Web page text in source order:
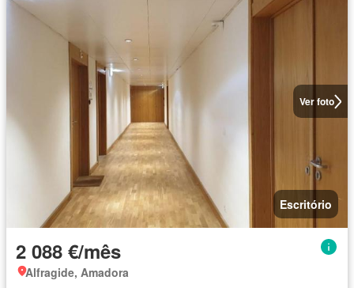
Ver foto
Escritório
2 088 €/mês
Alfragide, Amadora